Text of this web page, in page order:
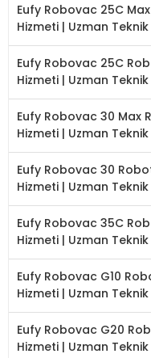
Eufy Robovac 25C
Hizmeti | Uzman
Eufy Robovac 25C
Hizmeti | Uzman
Eufy Robovac 30 Max
Hizmeti | Uzman
Eufy Robovac 30
Hizmeti | Uzman
Eufy Robovac 35C
Hizmeti | Uzman
Eufy Robovac G10
Hizmeti | Uzman
Eufy Robovac G20
Hizmeti | Uzman